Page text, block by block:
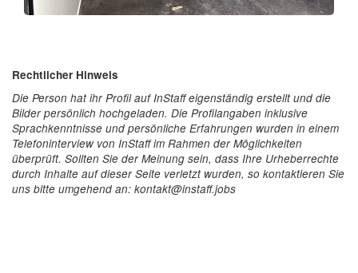
Rechtlicher Hinweis
Die Person hat ihr Profil auf InStaff eigenständig erstellt und die
Bilder persönlich hochgeladen. Die Profilangaben inklusive
Sprachkenntnisse und persönliche Erfahrungen wurden in einem
Telefoninterview von InStaff im Rahmen der Möglichkeiten
überprüft. Sollten Sie der Meinung sein, dass Ihre Urheberrechte
durch Inhalte auf dieser Seite verletzt wurden, so kontaktieren Sie
uns bitte umgehend an: kontakt@instaff.jobs